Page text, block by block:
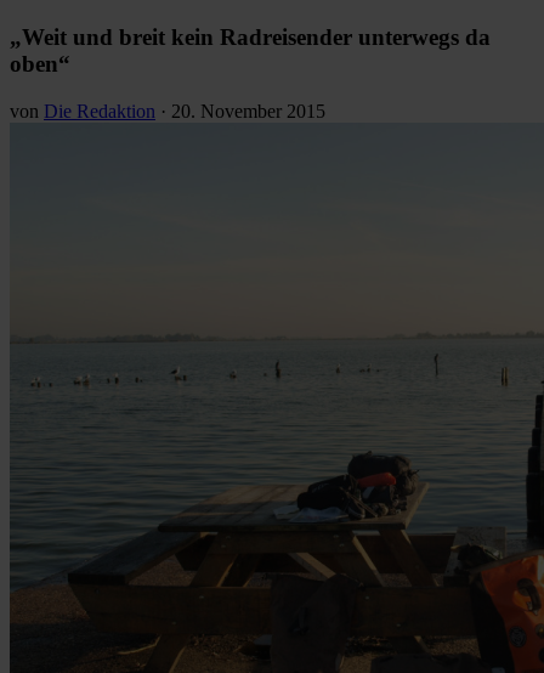
„Weit und breit kein Radreisender unterwegs da
oben“
von Die Redaktion · 20. November 2015